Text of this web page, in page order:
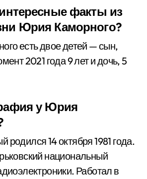
факты из
Юрия Каморного?
есть двое детей — сын,
2021 года 9 лет и дочь, 5
у Юрия
14 октября 1981 года.
национальный
Работал в